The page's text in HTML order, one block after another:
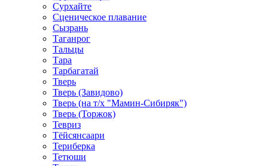
Сурхайте
Сценическое плавание
Сызрань
Таганрог
Тальцы
Тара
Тарбагатай
Тверь
Тверь (Завидово)
Тверь (на т/х "Мамин-Сибиряк")
Тверь (Торжок)
Тевриз
Тёйсянсаари
Териберка
Тетюши